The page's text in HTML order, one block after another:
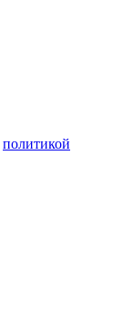
политикой